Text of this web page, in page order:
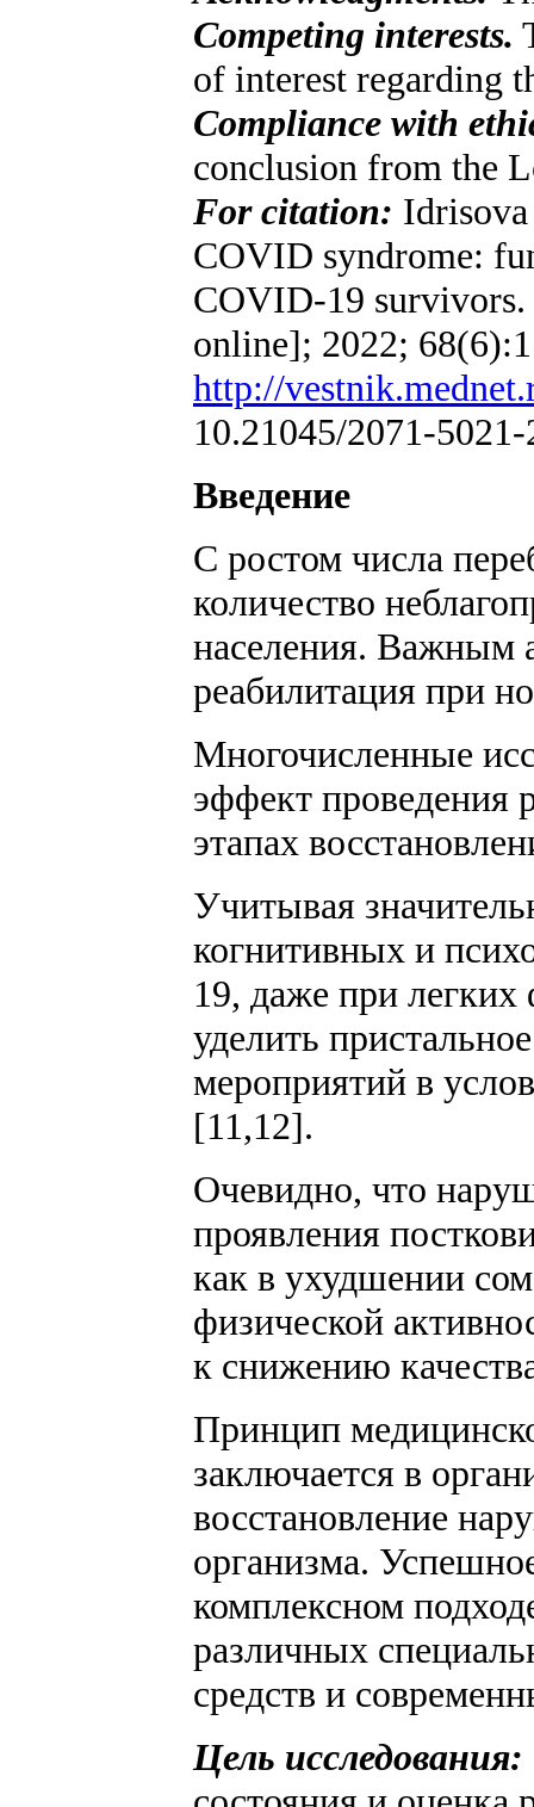
Competing interests.
of interest regarding
Compliance with
conclusion from the
For citation:
COVID syndrome:
COVID-19 survivors.
online]; 2022;
http://
10.21045/2071-
Введение
С ростом числа
количество
населения. Важным
реабилитация при
Многочисленные
эффект проведения
этапах
Учитывая
когнитивных и
19, даже при легких
уделить
мероприятий в
[11,12].
Очевидно, что
проявления
как в ухудшении
физической
к снижению
Принцип
заключается в
восстановление
организма.
комплексном
различных
средств и
Цель исследования: